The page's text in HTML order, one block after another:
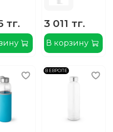
тг. 3 011 тг.
В корзину
В ЕВРОПЕ